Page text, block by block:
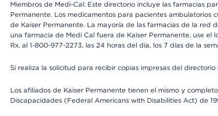
Miembros de Medi-Cal: Este directorio incluye las farmacias
Permanente. Los medicamentos para pacientes ambulatorios
de Kaiser Permanente. La mayoría de las farmacias de la red
una farmacia de Medi Cal fuera de Kaiser Permanente, use el
Rx, al 1-800-977-2273, las 24 horas del día, los 7 días de la
Si realiza la solicitud para recibir copias impresas del
Los afiliados de Kaiser Permanente tienen el mismo y
Discapacidades (Federal Americans with Disabilities Act) de